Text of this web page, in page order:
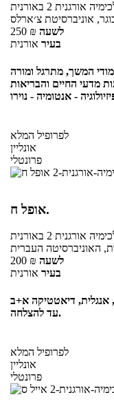
אורגנית 2
באורנית
אוניברסיטת צ׳ארלס
250 ₪ לשעה
בעיר אורנית
- אנטומיה - נוירו
לפרופיל המלא
אונליין
פרונטלי
אופל ח.
אורגנית 2
באורנית
האוניברסיטה העברית
200 ₪ לשעה
בעיר אורנית
אנגלית, דיאטטיקה א+ב
עד להצלחה.
לפרופיל המלא
אונליין
פרונטלי